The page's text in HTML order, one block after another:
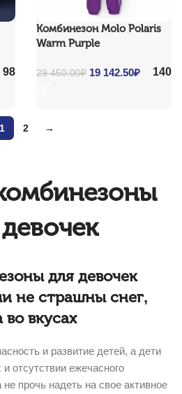
98
Комбинезон Molo Polaris
Warm Purple
29 450.00₽ Original price
19 142.50₽ Current
140
1 2 →
для девочек
не страшны снег,
вкусах
и развитие детей, а дети
отсутствии ежечасного
прочь надеть на свое активное